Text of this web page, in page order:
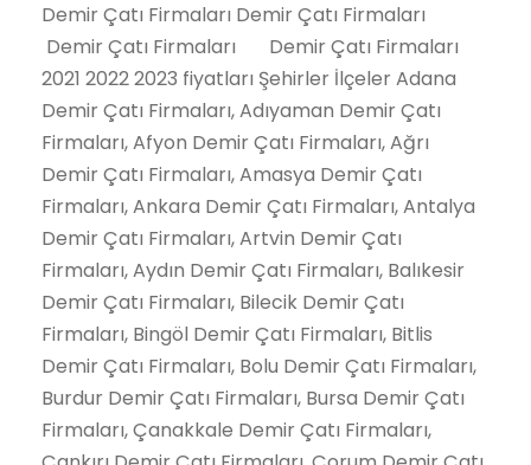
Demir Çatı Firmaları Demir Çatı Firmaları Demir Çatı Firmaları Demir Çatı Firmaları 2021 2022 2023 fiyatları Şehirler İlçeler Adana Demir Çatı Firmaları, Adıyaman Demir Çatı Firmaları, Afyon Demir Çatı Firmaları, Ağrı Demir Çatı Firmaları, Amasya Demir Çatı Firmaları, Ankara Demir Çatı Firmaları, Antalya Demir Çatı Firmaları, Artvin Demir Çatı Firmaları, Aydın Demir Çatı Firmaları, Balıkesir Demir Çatı Firmaları, Bilecik Demir Çatı Firmaları, Bingöl Demir Çatı Firmaları, Bitlis Demir Çatı Firmaları, Bolu Demir Çatı Firmaları, Burdur Demir Çatı Firmaları, Bursa Demir Çatı Firmaları, Çanakkale Demir Çatı Firmaları, Çankırı Demir Çatı Firmaları, Çorum Demir Çatı Firmaları, Denizli Demir Çatı Firmaları, Diyarbakır Demir Çatı Firmaları, Edirne Demir Çatı Firmaları, Elazığ Demir Çatı Firmaları, Erzincan Demir Çatı Firmaları, Erzurum Demir Çatı Firmaları, Eskişehir Demir Çatı Firmaları, Gaziantep Demir Çatı Firmaları, Giresun Demir Çatı Firmaları, Gümüşhane Demir Çatı Firmaları, Hakkari Demir Çatı Firmaları, Hatay Demir Çatı Firmaları, Isparta Demir Çatı Firmaları, İçel (Mersin) Demir Çatı Firmaları, İstanbul Demir Çatı Firmaları, İzmir Demir Çatı Firmaları, Kars Demir Çatı Firmaları, Kastamonu Demir Çatı Firmaları, Kayseri Demir Çatı Firmaları, Kırklareli Demir Çatı Firmaları, Kırşehir Demir Çatı Firmaları, Kocaeli Demir Çatı Firmaları, Konya Demir Çatı Firmaları, Kütahya Demir Çatı Firmaları, Malatya Demir Çatı Firmaları, Manisa Demir Çatı Firmaları, K.maraş Demir Çatı Firmaları, Mardin Demir Çatı Firmaları, Muğla Demir Çatı Firmaları, Muş Demir Çatı Firmaları, Nevşehir Demir Çatı Firmaları, Niğde Demir Çatı Firmaları, Ordu Demir Çatı Firmaları, Rize Demir Çatı Firmaları, Sakarya Demir Çatı Firmaları, Samsun Demir Çatı Firmaları, Siirt Demir Çatı Firmaları, Sinop Demir Çatı Firmaları, Sivas Demir Çatı Firmaları, Tekirdağ Demir Çatı Firmaları, Tokat Demir Çatı Firmaları, Trabzon Demir Çatı Firmaları, Tunceli Demir Çatı Firmaları, Şanlıurfa Demir Çatı Firmaları, Uşak Demir Çatı Firmaları, Van Demir Çatı Firmaları, Yozgat Demir Çatı Firmaları, Zonguldak Demir Çatı Firmaları, Aksaray Demir Çatı Firmaları, Bayburt Demir Çatı Firmaları, Karaman Demir Çatı Firmaları, Kırıkkale Demir Çatı Firmaları, Batman Demir Çatı Firmaları, Şırnak Demir Çatı Firmaları, Bartın Demir Çatı Firmaları, Ardahan Demir Çatı Firmaları, Iğdır Demir Çatı Firmaları, Yalova Demir Çatı Firmaları, Karabük Demir Çatı Firmaları, Kilis Demir Çatı Firmaları, Osmaniye Demir Çatı Firmaları, Düzce Demir Çatı Firmaları, İbradı Demir Çatı Firmaları, Kaş Demir Çatı Firmaları, Kemer / Antalya Demir Çatı Firmaları, Kepez Demir Çatı Firmaları, Konyaaltı Demir Çatı Firmaları, Korkuteli Demir Çatı Firmaları, Gündoğmuş Demir Çatı Firmaları, Alpu Demir Çatı Firmaları, Beylikova Demir Çatı Firmaları, Çifteler Demir Çatı Firmaları, Günyüzü Demir Çatı Firmaları, Han Demir Çatı Firmaları, İnönü Demir Çatı Firmaları, Mahmudiye Demir Çatı Firmaları, Mihalgazi Demir Çatı Firmaları, Mihalıççık Demir Çatı Firmaları, Odunpazarı Demir Çatı Firmaları, Sarıcakaya Demir Çatı Firmaları, Seyitgazi Demir Çatı Firmaları, Sivrihisar Demir Çatı Firmaları, Tepebaşı Demir Çatı Firmaları, Araban Demir Çatı Firmaları, İslahiye Demir Çatı Firmaları, Karkamış Demir Çatı Firmaları, Nizip Demir Çatı Firmaları, Nurdağı Demir Çatı Firmaları, Oğuzeli Demir Çatı Firmaları, Şahinbey Demir Çatı Firmaları, Şehitkamil Demir Çatı Firmaları, Yavuzeli Demir Çatı Firmaları, Alucra Demir Çatı Firmaları, Bulancak Demir Çatı Firmaları, Çamoluk Demir Çatı Firmaları, Çanakçı Demir Çatı Firmaları, Dereli Demir Çatı Firmaları, Doğankent Demir Çatı Firmaları, Espiye Demir Çatı Firmaları, Eynesil Demir Çatı Firmaları, Giresun Merkez Demir Çatı Firmaları, Görele Demir Çatı Firmaları, Güce Demir Çatı Firmaları, Keşap Demir Çatı Firmaları, Piraziz Demir Çatı Firmaları, Şebinkarahisar Demir Çatı Firmaları, Tirebolu Demir Çatı Firmaları, Yağlıdere Demir Çatı Firmaları, Gümüşhane Merkez Demir Çatı Firmaları, Kelkit Demir Çatı Firmaları, Köse Demir Çatı Firmaları, Kürtün Demir Çatı Firmaları, Şiran Demir Çatı Firmaları, Torul Demir Çatı Firmaları, Çukurca Demir Çatı Firmaları, Hakkari Merkez Demir Çatı Firmaları, Şemdinli Demir Çatı Firmaları, Yüksekova Demir Çatı Firmaları, Altınözü Demir Çatı Firmaları, Belen Demir Çatı Firmaları, Dörtyol Demir Çatı Firmaları, Erzin Demir Çatı Firmaları, Hassa Demir Çatı Firmaları, Hatay Merkez Demir Çatı Firmaları, İskenderun Demir Çatı Firmaları, Kırıkhan Demir Çatı Firmaları, Kumlu Demir Çatı Firmaları, Reyhanlı Demir Çatı Firmaları, Samandağ Demir Çatı Firmaları, Yayladağı Demir Çatı Firmaları, Aksu / Isparta Demir Çatı Firmaları, Atabey Demir Çatı Firmaları, Eğirdir Demir Çatı Firmaları, Gelendost Demir Çatı Firmaları, Gönen / Isparta Demir Çatı Firmaları, Isparta Merkez Demir Çatı Firmaları, Keçiborlu Demir Çatı Firmaları, Senirkent Demir Çatı Firmaları, Sütçüler Demir Çatı Firmaları, Şarkikaraağaç Demir Çatı Firmaları, Uluborlu Demir Çatı Firmaları, Yalvaç Demir Çatı Firmaları, Yenişarbademli Demir Çatı Firmaları, Akdeniz Demir Çatı Firmaları, Anamur Demir Çatı Firmaları, Aydıncık / Mersin Demir Çatı Firmaları, Bafra Demir Çatı Firmaları, Canik Demir Çatı Firmaları, Çarşamba Demir Çatı Firmaları, Havza Demir Çatı Firmaları, İlkadım Demir Çatı Firmaları, Kavak Demir Çatı Firmaları, Ladik Demir Çatı Firmaları, Ondokuzmayıs Demir Çatı Firmaları, Salıpazarı Demir Çatı Firmaları, Tekkeköy Demir Çatı Firmaları, Terme Demir Çatı Firmaları, Vezirköprü Demir Çatı Firmaları, Yakakent Demir Çatı Firmaları, Aydınlar Demir Çatı Firmaları, Baykan Demir Çatı Firmaları, Eruh Demir Çatı Firmaları, Kurtalan Demir Çatı Firmaları, Pervari Demir Çatı Firmaları, Siirt Merkez Demir Çatı Firmaları, Şirvan Demir Çatı Firmaları, Ayancık Demir Çatı Firmaları, Boyabat Demir Çatı Firmaları, Dikmen Demir Çatı Firmaları, Durağan Demir Çatı Firmaları, Erfelek Demir Çatı Firmaları, Gerze Demir Çatı Firmaları, Saraydüzü Demir Çatı Firmaları, Sinop Merkez Demir Çatı Firmaları, Türkeli Demir Çatı Firmaları, Akıncılar Demir Çatı Firmaları, Altınyayla / Sivas Demir Çatı Firmaları, Divriği Demir Çatı Firmaları, Doğanşar Demir Çatı Firmaları, Gemerek Demir Çatı Firmaları, Gölova Demir Çatı Firmaları, Gürün Demir Çatı Firmaları, Hafik Demir Çatı Firmaları, İmranlı Demir Çatı Firmaları, Kangal Demir Çatı Firmaları, Koyulhisar Demir Çatı Firmaları, Sivas Merkez Demir Çatı Firmaları, Suşehri Demir Çatı Firmaları, Şarkışla Demir Çatı Firmaları, Ulaş Demir Çatı Firmaları, Yıldızeli Demir Çatı Firmaları, Zara Demir Çatı Firmaları, Çerkezköy Demir Çatı Firmaları, Çorlu Demir Çatı Firmaları, Hayrabolu Demir Çatı Firmaları, Malkara Demir Çatı Firmaları, Marmaraereğlisi Demir Çatı Firmaları, Muratlı Demir Çatı Firmaları, Saray / Tekirdağ Demir Çatı Firmaları, Şarköy Demir Çatı Firmaları, Tekirdağ Merkez Demir Çatı Firmaları, Almus Demir Çatı Firmaları, Artova Demir Çatı Firmaları, Başçiftlik Demir Çatı Firmaları,Erbaa Demir Çatı Firmaları, Niksar Demir Çatı Firmaları, Pazar / Tokat Demir Çatı Firmaları, Reşadiye Demir Çatı Firmaları, Sulusaray Demir Çatı Firmaları, Tokat Merkez Demir Çatı Firmaları, Turhal Demir Çatı Firmaları, Siyahyurt / Tokat Demir Çatı Firmaları, Zile Demir Çatı Firmaları, Akçaabat Demir Çatı Firmaları, Araklı Demir Çatı Firmaları, Arsin Demir Çatı Firmaları, Beşikdüzü Demir Çatı Firmaları, Çarşıbaşı Demir Çatı Firmaları, Çaykara Demir Çatı Firmaları, Dernekpazarı Demir Çatı Firmaları, Düzköy Demir Çatı Firmaları, Hayrat Demir Çatı Firmaları, Köprübaşı / Trabzon Demir Çatı Firmaları, Maçka Demir Çatı Firmaları, Of Demir Çatı Firmaları, Sürmene Demir Çatı Firmaları, Şalpazarı Demir Çatı Firmaları, Tonya Demir Çatı Firmaları, Trabzon Merkez Demir Çatı Firmaları, Vakfıkebir Demir Çatı Firmaları, Yomra Demir Çatı Firmaları, Çemişgezek Demir Çatı Firmaları, Hozat Demir Çatı Firmaları, Mazgirt Demir Çatı Firmaları, Nazımiye Demir Çatı Firmaları, Ovacık / Tunceli Demir Çatı Firmaları, Pertek Demir Çatı Firmaları, Pülümür Demir Çatı Firmaları, Tunceli Merkez Demir Çatı Firmaları, Akçakale Demir Çatı Firmaları, Birecik Demir Çatı Firmaları, Bozova Demir Çatı Firmaları, Ceylanpınar Demir Çatı Firmaları, Halfeti Demir Çatı Firmaları, Harran Demir Çatı Firmaları, Hilvan Demir Çatı Firmaları, Siverek Demir Çatı Firmaları, Suruç Demir Çatı Firmaları, Şanlıurfa Merkez Demir Çatı Firmaları, Viranşehir Demir Çatı Firmaları, Banaz Demir Çatı Firmaları, Eşme Demir Çatı Firmaları, Karahallı Demir Çatı Firmaları, Sivaslı Demir Çatı Firmaları, Ulubey / Uşak Demir Çatı Firmaları, Uşak Merkez Demir Çatı Firmaları, Bahçesaray Demir Çatı Firmaları, Başkale Demir Çatı Firmaları, Çaldıran Demir Çatı Firmaları, Çatak Demir Çatı Firmaları, Edremit / Van Demir Çatı Firmaları, Erciş Demir Çatı Firmaları, Gevaş Demir Çatı Firmaları, Gürpınar Demir Çatı Firmaları, Muradiye Demir Çatı Firmaları, Özalp Demir Çatı Firmaları, Saray / Van Demir Çatı Firmaları, Van Merkez Demir Çatı Firmaları, Akdağmadeni Demir Çatı Firmaları, Aydıncık / Yozgat Demir Çatı Firmaları, Boğazlıyan Demir Çatı Firmaları, Çandır Demir Çatı Firmaları, Çayıralan Demir Çatı Firmaları, Çekerek Demir Çatı Firmaları, Kadışehri Demir Çatı Firmaları, Saraykent Demir Çatı Firmaları, Sarıkaya Demir Çatı Firmaları, Sorgun Demir Çatı Firmaları, Şefaatli Demir Çatı Firmaları, Yenifakılı Demir Çatı Firmaları, Yerköy Demir Çatı Firmaları, Yozgat Merkez Demir Çatı Firmaları, Alaplı Demir Çatı Firmaları, Çaycuma Demir Çatı Firmaları, Devrek Demir Çatı Firmaları, Ereğli / Zonguldak Demir Çatı Firmaları, Gökçebey Demir Çatı Firmaları, Zonguldak Merkez Demir Çatı Firmaları, Ağaçören Demir Çatı Firmaları, Aksaray Merkez Demir Çatı Firmaları, Eskil Demir Çatı Firmaları, Gülağaç Demir Çatı Firmaları, Güzelyurt Demir Çatı Firmaları, Ortaköy Demir Çatı Firmaları, Sarıyahşi Demir Çatı Firmaları, Aydıntepe Demir Çatı Firmaları, Bayburt Merkez Demir Çatı Firmaları, Demirözü Demir Çatı Firmaları, Ayrancı Demir Çatı Firmaları, Başyayla Demir Çatı Firmaları, Ermenek Demir Çatı Firmaları, Karama